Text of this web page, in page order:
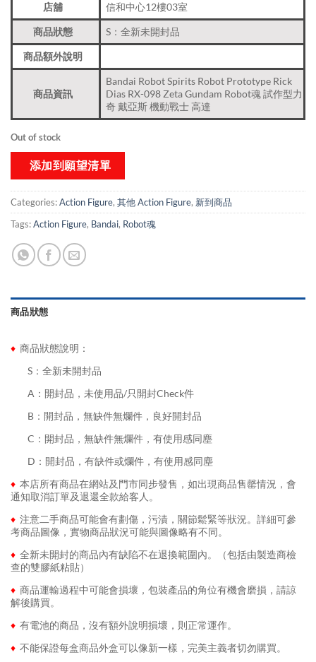
店舖 信和中心12樓03室
商品狀態 S：全新未開封品
商品額外說明
商品資訊
Bandai Robot Spirits Robot Prototype Rick
Dias RX-098 Zeta Gundam Robot魂 試作型力
奇 戴亞斯 機動戰士 高達
Out of stock
添加到願望清單
Categories:Action Figure, 其他 Action Figure, 新到商品​
Tags:Action Figure, Bandai, Robot魂
商品狀態
♦ 商品狀態說明：
S：全新未開封品
A：開封品，未使用品/只開封Check件
B：開封品，無缺件無爛件，良好開封品
C：開封品，無缺件無爛件，有使用感同塵
D：開封品，有缺件或爛件，有使用感同塵
♦ 本店所有商品在網站及門市同步發售，如出現商品售罄情況，會
通知取消訂單及退還全款給客人。
♦ 注意二手商品可能會有劃傷，污漬，關節鬆緊等狀況。詳細可參
考商品圖像，實物商品狀況可能與圖像略有不同。
♦ 全新未開封的商品內有缺陷不在退換範圍內。（包括由製造商檢
查的雙膠紙粘貼）
♦ 商品運輸過程中可能會損壞，包裝產品的角位有機會磨損，請諒
解後購買。
♦ 有電池的商品，沒有額外說明損壞，則正常運作。
♦ 不能保證每盒商品外盒可以像新一樣，完美主義者切勿購買。